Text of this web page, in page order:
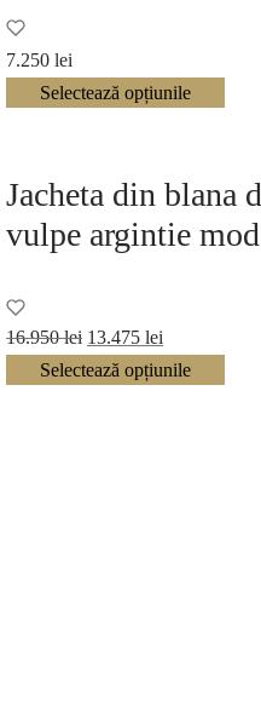
7.250 lei
Selectează opțiunile
Jacheta din blana
vulpe argintie
16.950lei Prețul
inițial a
13.475 lei
curent
Selectează opțiunile